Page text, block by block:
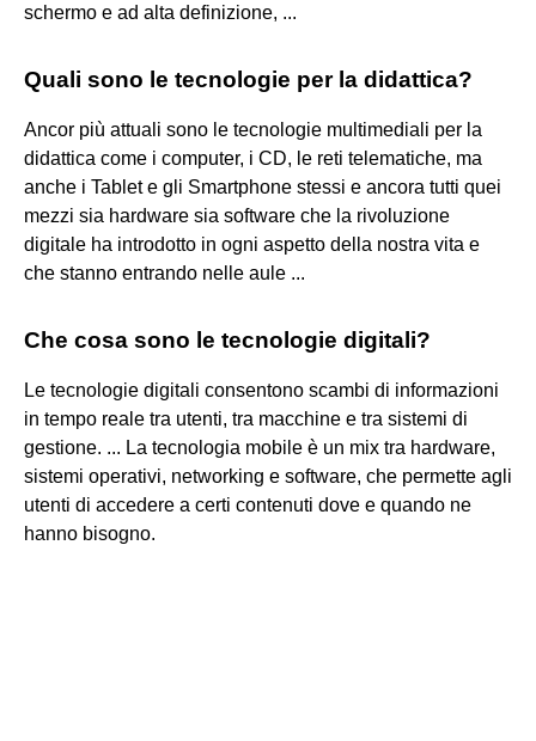
schermo e ad alta definizione, ...
Quali sono le tecnologie per la didattica?
Ancor più attuali sono le tecnologie multimediali per la
didattica come i computer, i CD, le reti telematiche, ma
anche i Tablet e gli Smartphone stessi e ancora tutti quei
mezzi sia hardware sia software che la rivoluzione
digitale ha introdotto in ogni aspetto della nostra vita e
che stanno entrando nelle aule ...
Che cosa sono le tecnologie digitali?
Le tecnologie digitali consentono scambi di informazioni
in tempo reale tra utenti, tra macchine e tra sistemi di
gestione. ... La tecnologia mobile è un mix tra hardware,
sistemi operativi, networking e software, che permette agli
utenti di accedere a certi contenuti dove e quando ne
hanno bisogno.